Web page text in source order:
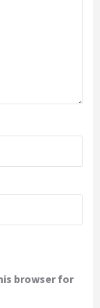
browser for